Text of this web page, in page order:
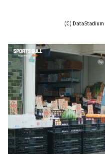
(C) DataStadium